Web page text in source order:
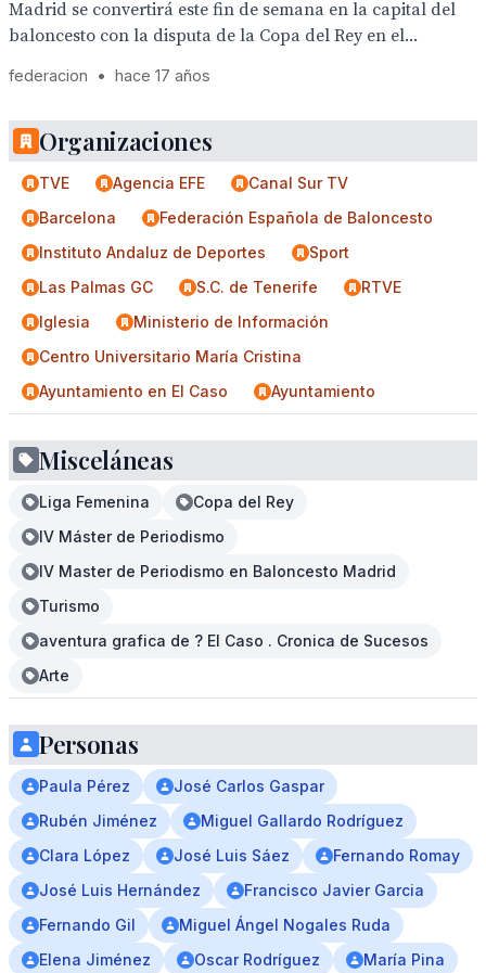
Madrid se convertirá este fin de semana en la capital del
baloncesto con la disputa de la Copa del Rey en el...
federacion • hace 17 años
Organizaciones
TVE Agencia EFE
Canal Sur TV
Barcelona
Federación Española de Baloncesto
Instituto Andaluz de Deportes
Sport
Las Palmas GC
S.C. de Tenerife
RTVE
Iglesia
Ministerio de Información
Centro Universitario María Cristina
Ayuntamiento en El Caso
Ayuntamiento
Misceláneas
Liga Femenina
Copa del Rey
IV Máster de Periodismo
IV Master de Periodismo en Baloncesto Madrid
Turismo
aventura grafica de ? El Caso . Cronica de Sucesos
Arte
Personas
Paula Pérez
José Carlos Gaspar
Rubén Jiménez
Miguel Gallardo Rodríguez
Clara López
José Luis Sáez
Fernando Romay
José Luis Hernández
Francisco Javier Garcia
Fernando Gil
Miguel Ángel Nogales Ruda
Elena Jiménez
Oscar Rodríguez
María Pina